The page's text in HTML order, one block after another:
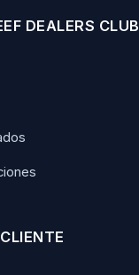
DEALERS CLUB